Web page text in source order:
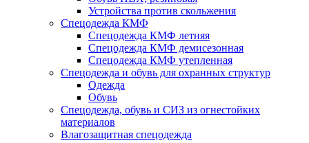
Устройства против скольжения
Спецодежда КМФ
Спецодежда КМФ летняя
Спецодежда КМФ демисезонная
Спецодежда КМФ утепленная
Спецодежда и обувь для охранных структур
Одежда
Обувь
Спецодежда, обувь и СИЗ из огнестойких
материалов
Влагозащитная спецодежда